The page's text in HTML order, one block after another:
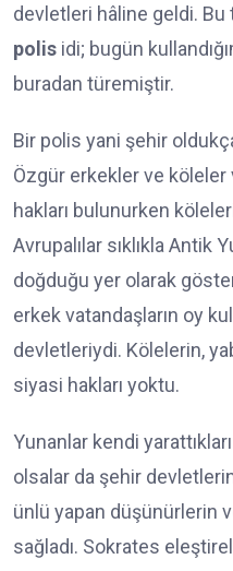
devletleri hâline geldi.
polis idi; bugün
buradan türemiştir.
Bir polis yani şehir
Özgür erkekler ve köleler
hakları bulunurken
Avrupalılar sıklıkla Antik
doğduğu yer olarak
erkek vatandaşların oy
devletleriydi. Kölelerin,
siyasi hakları yoktu.
Yunanlar kendi
olsalar da şehir
ünlü yapan düşünürlerin
sağladı. Sokrates